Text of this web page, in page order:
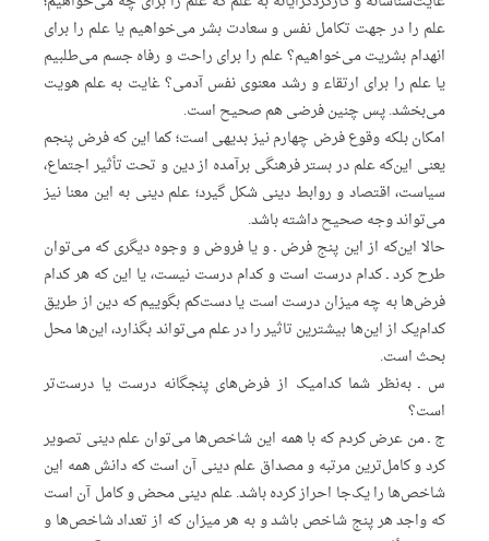
علم را در جهت تکامل نفس و سعادت بشر می‌خواهیم یا علم را برای
انهدام بشریت می‌خواهیم؟ علم را برای راحت و رفاه جسم می‌طلبیم
یا علم را برای ارتقاء و رشد معنوی نفس آدمی؟ غایت به علم هویت
می‌بخشد. پس چنین فرضی هم صحیح است.
امکان بلکه وقوع فرض چهارم نیز بدیهی است؛ کما این که فرض پنجم
یعنی این‌که علم در بستر فرهنگی برآمده از دین و تحت تأثیر اجتماع،
سیاست، اقتصاد و روابط دینی شکل گیرد؛ علم دینی به این معنا نیز
می‌تواند وجه صحیح داشته باشد.
حالا این‌که از این پنج فرض ـ و یا فروض و وجوه دیگری که می‌توان
طرح کرد ـ کدام درست است و کدام درست نیست، یا این که هر کدام
فرض‌ها به چه میزان درست است یا دست‌کم بگوییم که دین از طریق
کدام‌یک از این‌ها بیشترین تاثیر را در علم می‌تواند بگذارد، این‌ها محل
بحث است.
س ـ به‌نظر شما کدامیک از فرض‌های پنجگانه درست یا درست‌تر
است؟
ج ـ من عرض کردم که با همه این شاخص‌ها می‌توان علم دینی تصویر
کرد و کامل‌ترین مرتبه و مصداق علم دینی آن است که دانش همه این
شاخص‌ها را یک‌جا احراز کرده باشد. علم دینی محض و کامل آن است
که واجد هر پنج شاخص باشد و به هر میزان که از تعداد شاخص‌ها و